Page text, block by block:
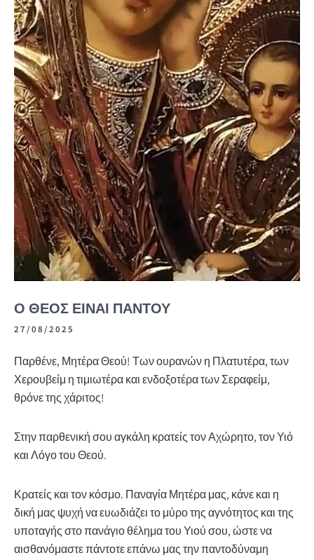
Ο ΘΕΌΣ ΕΊΝΑΙ ΠΑΝΤΟΎ
27/08/2025
Παρθένε, Μητέρα Θεού! Των ουρανών η Πλατυτέρα, των
Χερουβείμ η τιμιωτέρα και ενδοξοτέρα των Σεραφείμ,
θρόνε της χάριτος!
Στην παρθενική σου αγκάλη κρατείς τον Αχώρητο,τον Υιό
και Λόγο του Θεού.
Κρατείς και τον κόσμο. Παναγία Μητέρα μας, κάνε και η
δική μας ψυχή να ευωδιάζει το μύρο της αγνότητος και της
υποταγής στο πανάγιο θέλημα του Υιού σου, ώστε να
αισθανόμαστε πάντοτε επάνω μας την παντοδύναμη